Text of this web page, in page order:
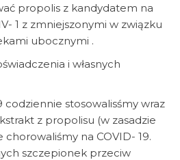
propolis z kandydatem na
1 z zmniejszonymi w związku
ubocznymi .
i własnych
codziennie stosowalisśmy wraz
z propolisu (w zasadzie
chorowaliśmy na COVID- 19.
szczepionek przeciw